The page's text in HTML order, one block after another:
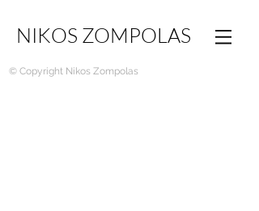
NIKOS ZOMPOLAS
© Copyright Nikos Zompolas